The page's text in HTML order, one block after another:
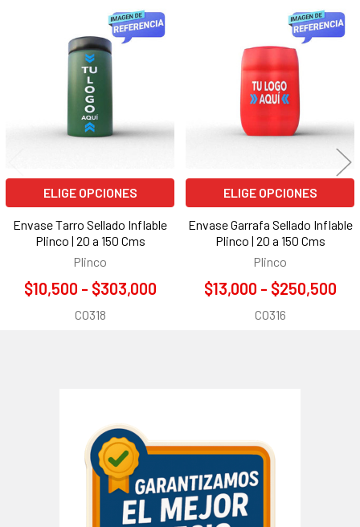
Productos
relacionados
ELIGE OPCIONES
Envase Tarro Sellado Inflable
Plinco | 20 a 150 Cms
Plinco
$10,500 - $303,000
CO318
ELIGE OPCIONES
Envase Garrafa Sellado Inflable
Plinco | 20 a 150 Cms
Plinco
$13,000 - $250,500
CO316